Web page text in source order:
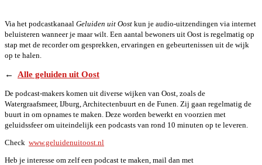
Via het podcastkanaal Geluiden uit Oost kun je audio-uitzendingen via internet
beluisteren wanneer je maar wilt. Een aantal bewoners uit Oost is regelmatig op
stap met de recorder om gesprekken, ervaringen en gebeurtenissen uit de wijk
op te halen.
← Alle geluiden uit Oost
De podcast-makers komen uit diverse wijken van Oost, zoals de
Watergraafsmeer, IJburg, Architectenbuurt en de Funen. Zij gaan regelmatig de
buurt in om opnames te maken. Deze worden bewerkt en voorzien met
geluidssfeer om uiteindelijk een podcasts van rond 10 minuten op te leveren.
Check www.geluidenuitoost.nl
Heb je interesse om zelf een podcast te maken, mail dan met